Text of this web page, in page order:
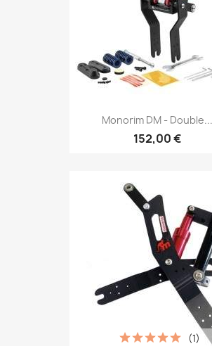
Monorim DM - Double...
152,00 €
(1)